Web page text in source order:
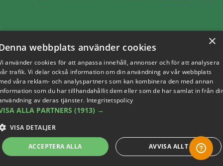
×
webbplats använder cookies
använder cookies för att anpassa innehåll, annonser och för att analysera
trafik. Vi delar också information om din användning av vår webbplats
våra reklam- och analyspartners som kan kombinera den med annan
som du har tillhandahållit dem eller som de har samlat in från
av deras tjänster. Integritetspolicy
ALLA PARTNERS (1913) →
VISA DETALJER
ACCEPTERA ALLA AVVISA ALLT